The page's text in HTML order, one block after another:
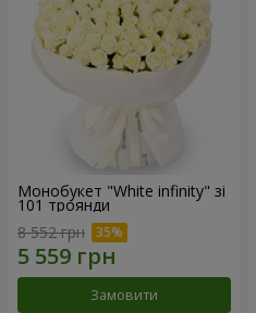
Монобукет "White infinity" зі
101 троянди
8 552 грн
Замовити